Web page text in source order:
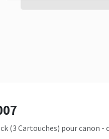
(3 Cartouches) pour canon -